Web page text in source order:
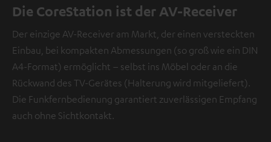
Die CoreStation ist der AV-Receiver
Der einzige AV-Receiver am Markt, der einen versteckten
Einbau, bei kompakten Abmessungen (so groß wie ein DIN
A4-Format) ermöglicht – selbst ins Möbel oder an die
Rückwand des TV-Gerätes (Halterung wird mitgeliefert).
Die Funkfernbedienung garantiert zuverlässigen Empfang
auch ohne Sichtkontakt.